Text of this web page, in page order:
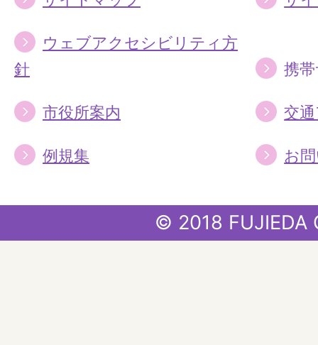
ウェブアクセシビリティ方
針
携
市役所案内 交
例規集 お
© 2018 FUJIEDA